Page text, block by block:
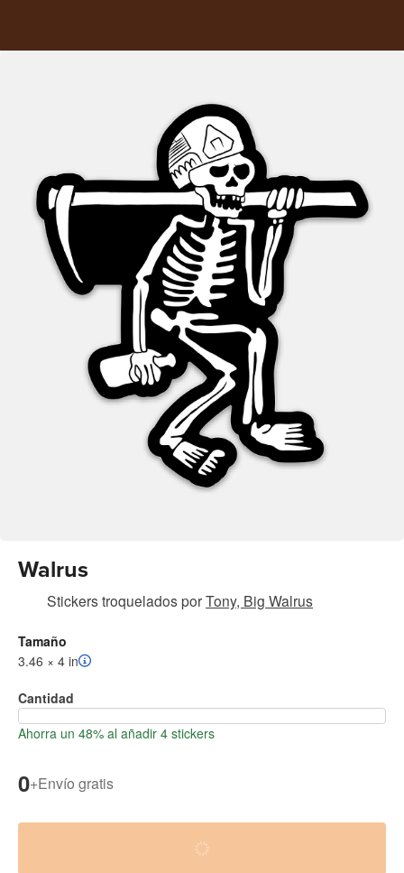
Walrus
Stickers troqueladosporTony, Big Walrus
Tamaño
3.46 × 4 in
Cantidad
Ahorra un 48% al añadir 4 stickers
0+Envío gratis